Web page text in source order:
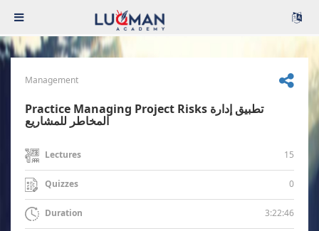
Management
Practice Managing Project Risks تطبيق إدارة
المخاطر للمشاريع
Lectures 15
Quizzes 0
Duration 3:22:46